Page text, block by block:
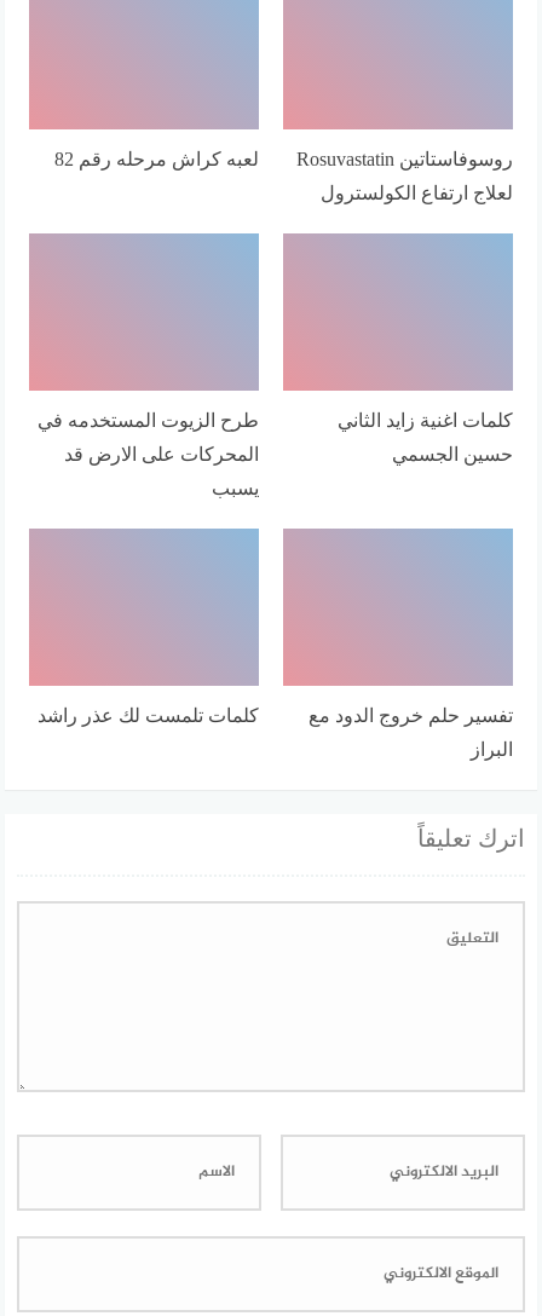
روسوفاستاتين Rosuvastatin
لعلاج ارتفاع الكولسترول
لعبه كراش مرحله رقم 82
كلمات اغنية زايد الثاني
حسين الجسمي
طرح الزيوت المستخدمه في
المحركات على الارض قد
يسبب
تفسير حلم خروج الدود مع
البراز
كلمات تلمست لك عذر راشد
اترك تعليقاً